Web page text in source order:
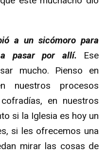
a un sicómoro para
pasar por allí.
Ese
mucho. Pienso en
nuestros procesos
en nuestros
si la Iglesia es hoy un
si les ofrecemos una
mirar las cosas de